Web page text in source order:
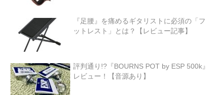
『足腰』を痛めるギタリストに必須の「フ
ットレスト」とは？【レビュー記事】
評判通り!?『BOURNS POT by ESP 500k』
レビュー！【音源あり】